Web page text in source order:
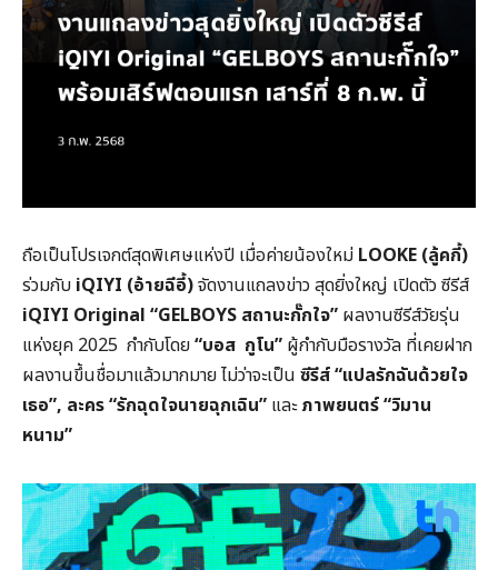
ถือเป็นโปรเจกต์สุดพิเศษแห่งปี เมื่อค่ายน้องใหม่ LOOKE (ลู้คกี้)
ร่วมกับ iQIYI (อ้ายฉีอี้)จัดงานแถลงข่าว สุดยิ่งใหญ่ เปิดตัว ซีรีส์
iQIYI Original “GELBOYS สถานะกั๊กใจ” ผลงานซีรีส์วัยรุ่น
แห่งยุค 2025 กำกับโดย“บอส กูโน” ผู้กำกับมือรางวัล ที่เคยฝาก
ผลงานขึ้นชื่อมาแล้วมากมาย ไม่ว่าจะเป็น ซีรีส์ “แปลรักฉันด้วยใจ
เธอ”, ละคร “รักฉุดใจนายฉุกเฉิน” และภาพยนตร์ “วิมาน
หนาม”